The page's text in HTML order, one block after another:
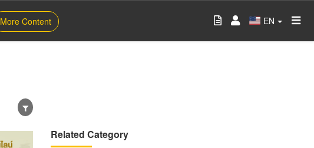
More Content EN
Related Category